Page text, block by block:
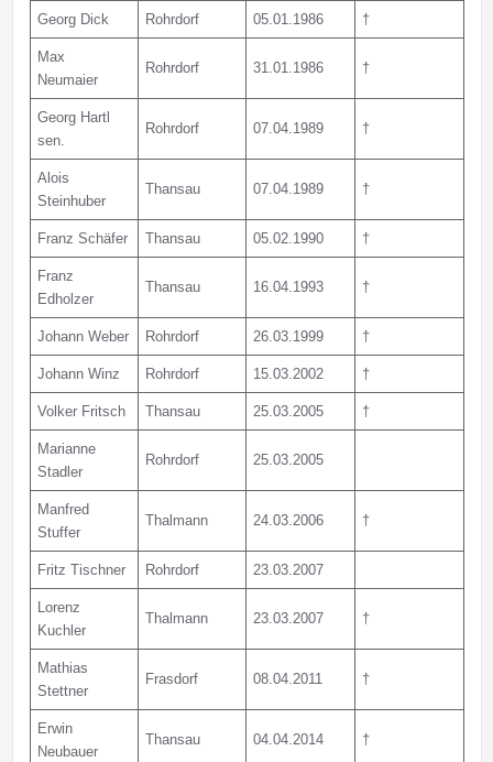
Georg Dick Rohrdorf 05.01.1986 †
Max
Neumaier
Rohrdorf 31.01.1986 †
Georg Hartl
sen.
Rohrdorf 07.04.1989 †
Alois
Steinhuber
Thansau 07.04.1989 †
Franz Schäfer Thansau 05.02.1990 †
Franz
Edholzer
Thansau 16.04.1993 †
Johann Weber Rohrdorf 26.03.1999 †
Johann Winz Rohrdorf 15.03.2002 †
Volker Fritsch Thansau 25.03.2005 †
Marianne
Stadler
Rohrdorf 25.03.2005
Manfred
Stuffer
Thalmann 24.03.2006 †
Fritz Tischner Rohrdorf 23.03.2007
Lorenz
Kuchler
Thalmann 23.03.2007 †
Mathias
Stettner
Frasdorf 08.04.2011 †
Erwin
Neubauer
Thansau 04.04.2014 †